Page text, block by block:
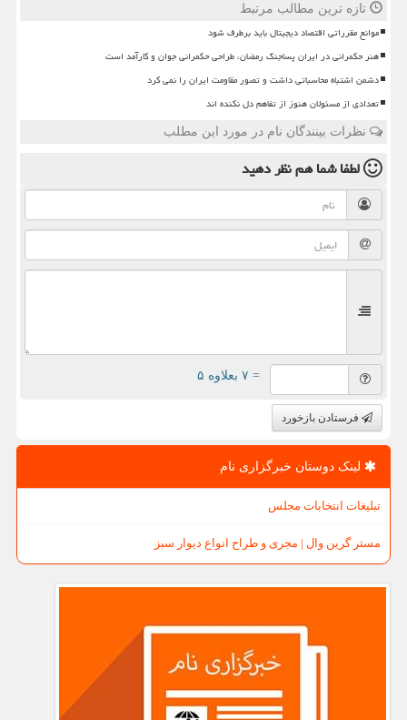
تازه ترین مطالب مرتبط
موانع مقرراتی اقتصاد دیجیتال باید برطرف شود
هنر حکمرانی در ایران پساجنگ رمضان، طراحی حکمرانی جوان و کارآمد است
دشمن اشتباه محاسباتی داشت و تصور مقاومت ایران را نمی کرد
تعدادی از مسئولان هنوز از تفاهم دل نکنده اند
نظرات بینندگان نام در مورد این مطلب
لطفا شما همنظر دهید
= ۷ بعلاوه ۵
فرستادن بازخورد
لینک دوستان خبرگزاری نام
تبلیغات انتخابات مجلس
مستر گرین وال | مجری و طراح انواع دیوار سبز